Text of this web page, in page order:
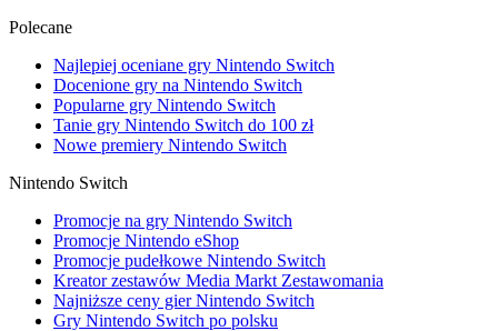
Polecane
Najlepiej oceniane gry Nintendo Switch
Docenione gry na Nintendo Switch
Popularne gry Nintendo Switch
Tanie gry Nintendo Switch do 100 zł
Nowe premiery Nintendo Switch
Nintendo Switch
Promocje na gry Nintendo Switch
Promocje Nintendo eShop
Promocje pudełkowe Nintendo Switch
Kreator zestawów Media Markt Zestawomania
Najniższe ceny gier Nintendo Switch
Gry Nintendo Switch po polsku